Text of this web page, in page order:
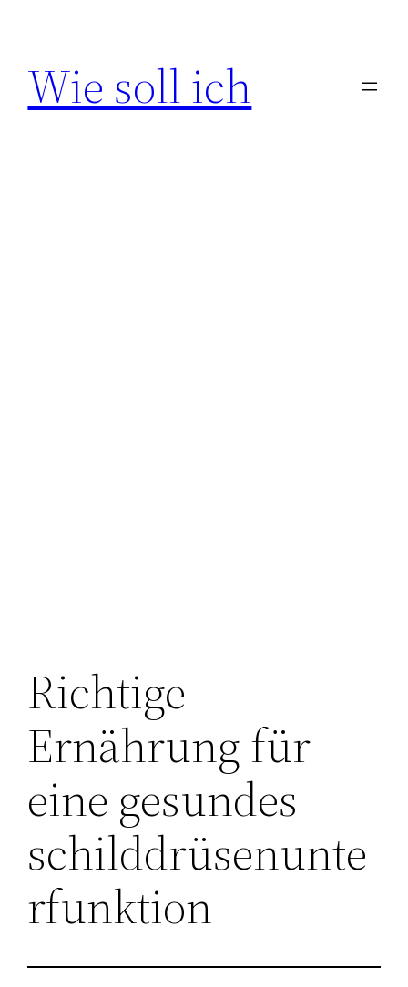
springen
Wie soll ich
Richtige
Ernährung für
eine gesundes
schilddrüsenunte
rfunktion